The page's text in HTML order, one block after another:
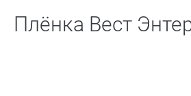
Плёнка Вест